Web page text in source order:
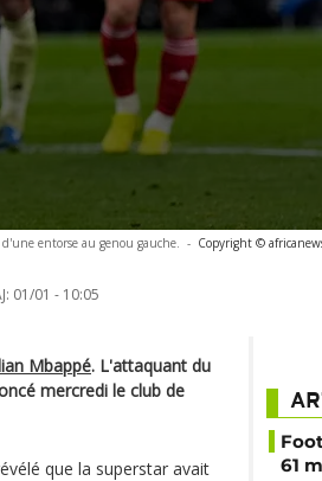
entorse au genou gauche. - Copyright ©
01/01 - 10:05
Mbappé. L'attaquant du
mercredi le club de
que la superstar avait
61